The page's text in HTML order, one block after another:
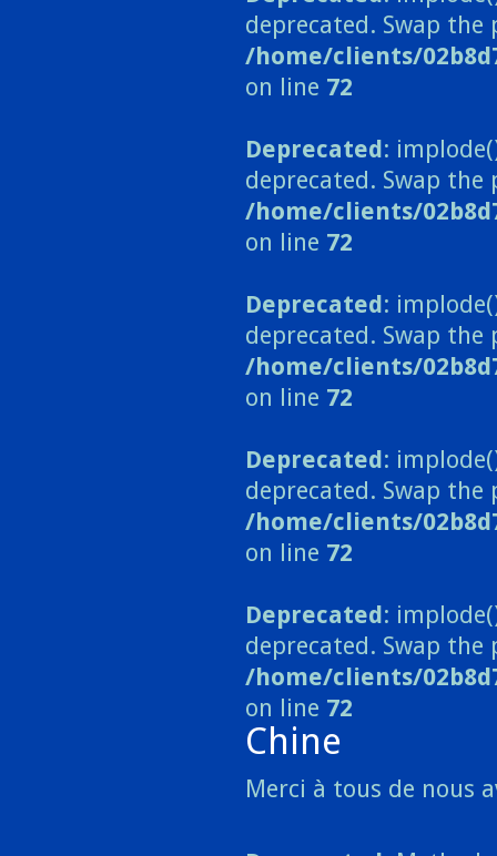
deprecated. Swap the
/home/clients/
on line 72
Deprecated:
deprecated. Swap the
/home/clients/
on line 72
Deprecated:
deprecated. Swap the
/home/clients/
on line 72
Deprecated:
deprecated. Swap the
/home/clients/
on line 72
Deprecated:
deprecated. Swap the
/home/clients/
on line 72
Chine
Merci à tous de nous